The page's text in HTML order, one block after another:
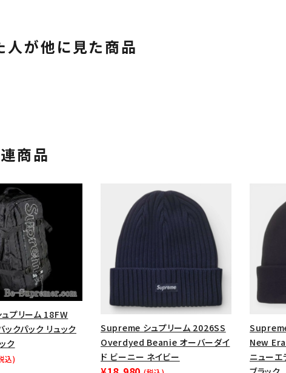
人が他に見た商品
商品
プリーム 18FW
クパック リュック
ク
込)
Supreme シュプリーム 2026SS
Overdyed Beanie オーバーダイ
ド ビーニー ネイビー
New
ニュー